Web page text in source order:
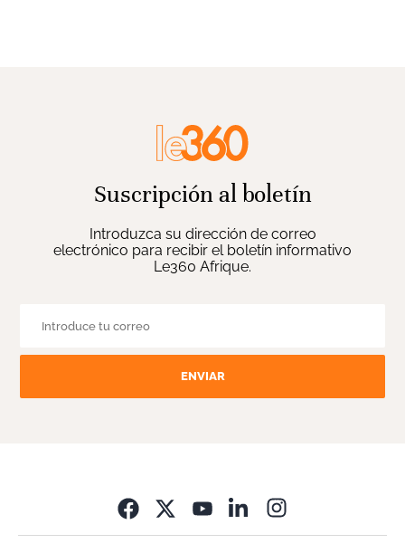
Suscripción al boletín
Introduzca su dirección de correo
electrónico para recibir el boletín informativo
Le360 Afrique.
ENVIAR